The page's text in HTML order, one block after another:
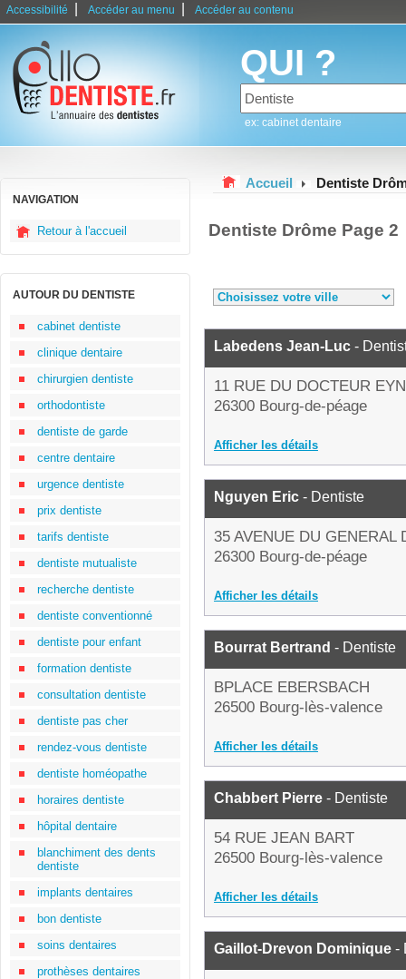
Accessibilité Accéder au menu Accéder au contenu
QUI ?
ex: cabinet dentaire
NAVIGATION
Retour à l'accueil
AUTOUR DU DENTISTE
cabinet dentiste
clinique dentaire
chirurgien dentiste
orthodontiste
dentiste de garde
centre dentaire
urgence dentiste
prix dentiste
tarifs dentiste
dentiste mutualiste
recherche dentiste
dentiste conventionné
dentiste pour enfant
formation dentiste
consultation dentiste
dentiste pas cher
rendez-vous dentiste
dentiste homéopathe
horaires dentiste
hôpital dentaire
blanchiment des dents
dentiste
implants dentaires
bon dentiste
soins dentaires
prothèses dentaires
Accueil Dentiste
Dentiste Drôme Page 2
Labedens Jean-Luc -
11 RUE DU DOCTEUR
26300 Bourg-de-péage
Afficher les détails
Nguyen Eric - Dentiste
35 AVENUE DU GENERAL
26300 Bourg-de-péage
Afficher les détails
Bourrat Bertrand - Dentiste
BPLACE EBERSBACH
26500 Bourg-lès-valence
Afficher les détails
Chabbert Pierre - Dentiste
54 RUE JEAN BART
26500 Bourg-lès-valence
Afficher les détails
Gaillot-Drevon Dominique -